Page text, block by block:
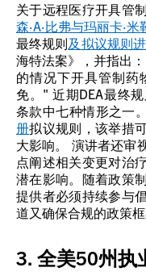
关于远程医疗开具管
森·A·比弗与玛丽卡·
最终规则及拟议规则
海特法案》，并指出
的情况下开具管制药
免。" 近期DEA最终
条款中七种情形之一
册拟议规则，该举措
大影响。 演讲者还审
点阐述相关变更对治
潜在影响。随着政策
提供者必须持续参与
道又确保合规的政策框
3. 全美50州执